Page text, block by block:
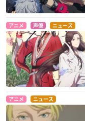
魔法少女育成計画
ルーラ
アニメ 声優 ニュース
アニメ ニュース